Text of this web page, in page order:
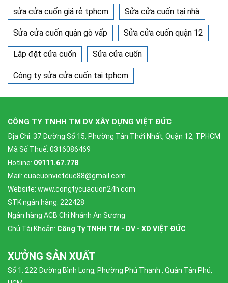
sửa cửa cuốn giá rẻ tphcm Sửa cửa cuốn tại nhà
Sửa cửa cuốn quận gò vấp Sửa cửa cuốn quận 12
Lắp đặt cửa cuốn Sửa cửa cuốn
Công ty sửa cửa cuốn tại tphcm
CÔNG TY TNHH TM DV XÂY DỰNG VIỆT ĐỨC
Địa Chỉ: 37 Đường Số 15, Phường Tân Thới Nhất, Quận 12, TPHCM
Mã Số Thuế: 0316086469
Hotline: 09111.67.778
Mail: cuacuonvietduc88@gmail.com
Website: www.congtycuacuon24h.com
STK ngân hàng: 222428
Ngân hàng ACB Chi Nhánh An Sương
Chủ Tài Khoản: Công Ty TNHH TM - DV - XD VIỆT ĐỨC
XƯỞNG SẢN XUẤT
Số 1: 222 Đường Bình Long, Phường Phú Thạnh , Quận Tân Phú,